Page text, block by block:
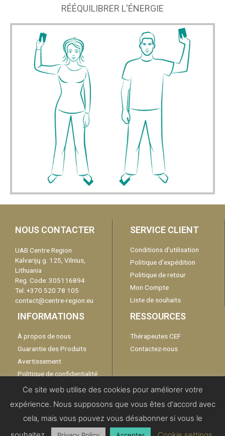
RÉÉQUILIBRER L'ÉNERGIE
NOUS CONTACTER
UAB Centre Region
Kalvarijų g. 125, Vilnius,
Lithuania
Reg. Code: 305116894
Tel: +370 520 78 105
contact@centre-region.eu
SERVICE CLIENT
Conditions d'utilisation
Politique d’expédition
Politique de retour
Mon Compte
Liste de souhaits
INFORMATIONS
À propos de nous
Guarantie des Produits
Avertissement
Politique de confidentialité
Catalogue
RESSOURCES
Thérapeutes CEF
Contactez-nous
Copyright 2019 | All Rights Reserved -Centre Region EU
Ce site web utilise des cookies pour améliorer votre
expérience. Nous supposons que vous êtes d'accord avec
cela, mais vous pouvez vous désabonner si vous le